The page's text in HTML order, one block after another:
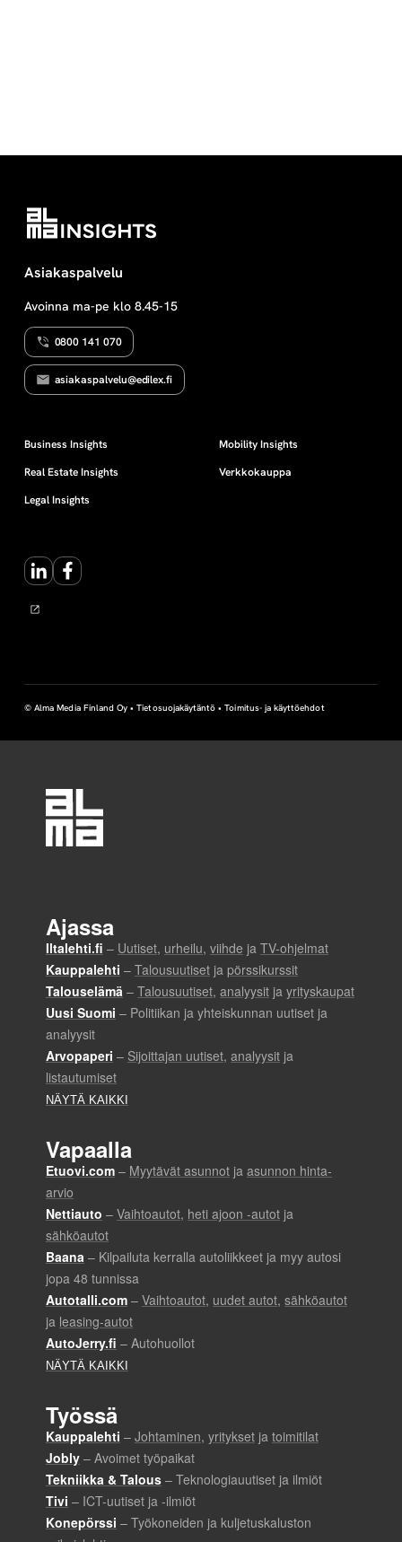
Asiakaspalvelu
Avoinna ma-pe klo 8.45-15
0800 141 070
asiakaspalvelu@edilex.fi
Business Insights
Real Estate Insights
Legal Insights
Mobility Insights
Verkkokauppa
LinkedInFacebook
© Alma Media Finland Oy •Tietosuojakäytäntö •Toimitus- ja käyttöehdot